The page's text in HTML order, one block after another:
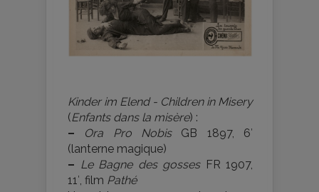
Kinder im Elend - Children in Misery
(Enfants dans la misère) :
–
Ora Pro NobisGB 1897, 6′
(lanterne magique)
– Le Bagne des gossesFR 1907,
11′, film Pathé